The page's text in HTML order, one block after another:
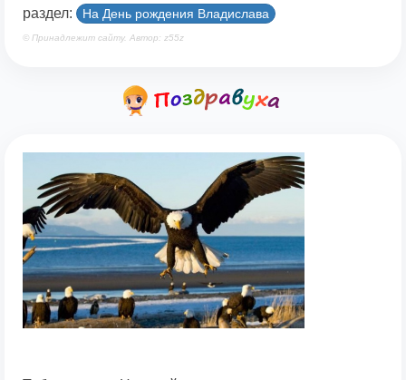
раздел: На День рождения Владислава
© Принадлежит сайту. Автор: z55z